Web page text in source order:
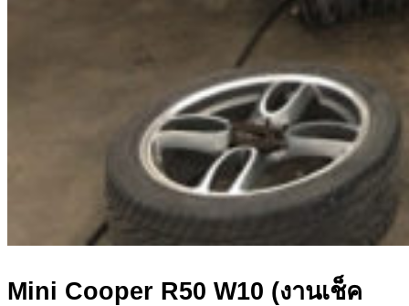
Mini Cooper R50 W10 (งานเช็ค